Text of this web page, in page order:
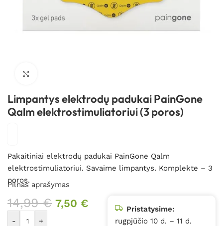
Limpantys elektrodų padukai PainGone
Qalm elektrostimuliatoriui (3 poros)
Pakaitiniai elektrodų padukai PainGone Qalm
elektrostimuliatoriui. Savaime limpantys. Komplekte – 3
poros.
Pilnas aprašymas
14,99€ 7,50 €
- +
Pristatysime:
rugpjūčio 10 d. – 11 d.